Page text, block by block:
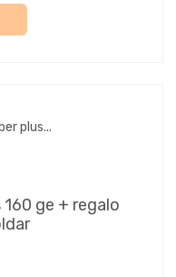
ge + regalo